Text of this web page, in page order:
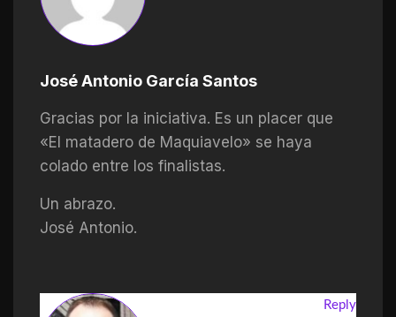
José Antonio García Santos
Gracias por la iniciativa. Es un placer que
«El matadero de Maquiavelo» se haya
colado entre los finalistas.
Un abrazo.
José Antonio.
Reply